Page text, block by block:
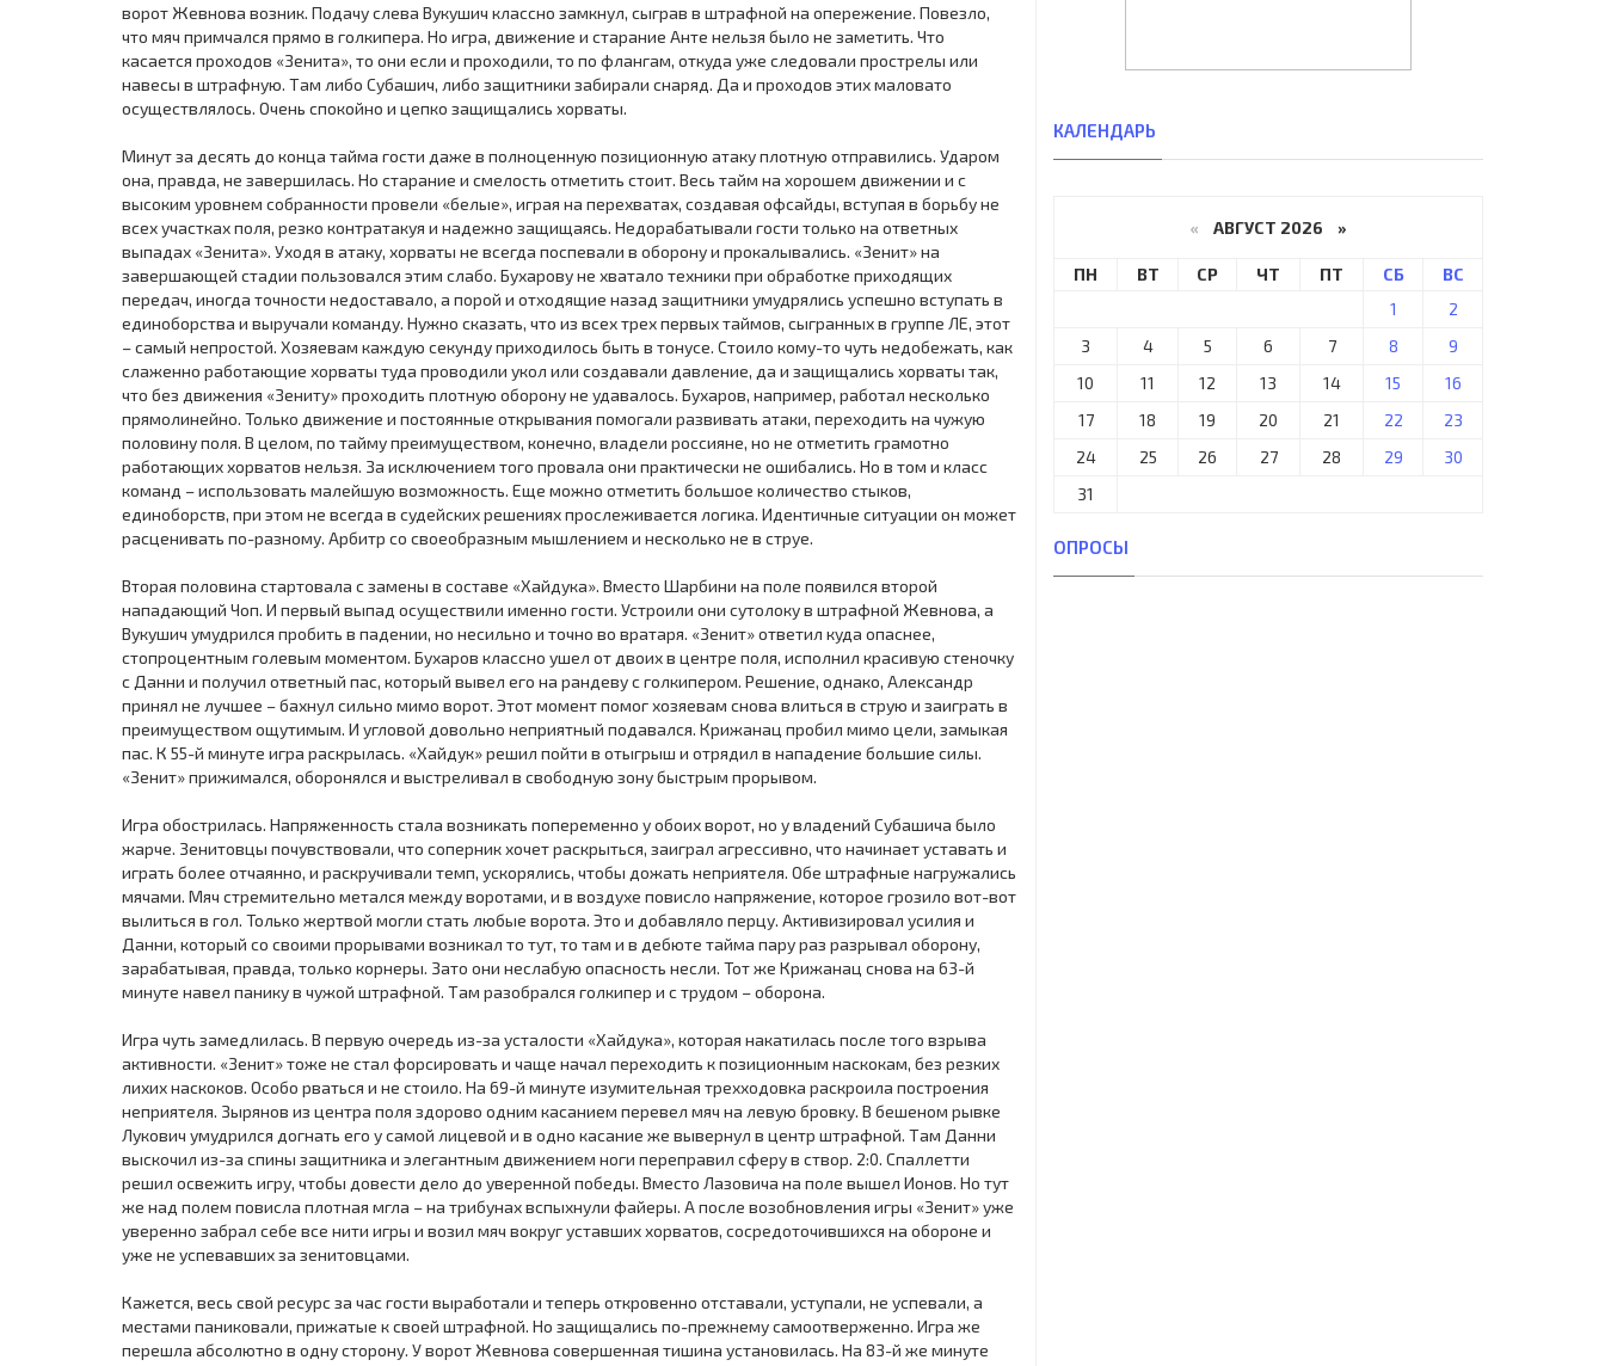
ворот Жевнова возник. Подачу слева Вукушич классно замкнул, сыграв в штрафной на опережение. Повезло,
что мяч примчался прямо в голкипера. Но игра, движение и старание Анте нельзя было не заметить. Что
касается проходов «Зенита», то они если и проходили, то по флангам, откуда уже следовали прострелы или
навесы в штрафную. Там либо Субашич, либо защитники забирали снаряд. Да и проходов этих маловато
осуществлялось. Очень спокойно и цепко защищались хорваты.
Минут за десять до конца тайма гости даже в полноценную позиционную атаку плотную отправились. Ударом
она, правда, не завершилась. Но старание и смелость отметить стоит. Весь тайм на хорошем движении и с
высоким уровнем собранности провели «белые», играя на перехватах, создавая офсайды, вступая в борьбу не
всех участках поля, резко контратакуя и надежно защищаясь. Недорабатывали гости только на ответных
выпадах «Зенита». Уходя в атаку, хорваты не всегда поспевали в оборону и прокалывались. «Зенит» на
завершающей стадии пользовался этим слабо. Бухарову не хватало техники при обработке приходящих
передач, иногда точности недоставало, а порой и отходящие назад защитники умудрялись успешно вступать в
единоборства и выручали команду. Нужно сказать, что из всех трех первых таймов, сыгранных в группе ЛЕ, этот
– самый непростой. Хозяевам каждую секунду приходилось быть в тонусе. Стоило кому-то чуть недобежать, как
слаженно работающие хорваты туда проводили укол или создавали давление, да и защищались хорваты так,
что без движения «Зениту» проходить плотную оборону не удавалось. Бухаров, например, работал несколько
прямолинейно. Только движение и постоянные открывания помогали развивать атаки, переходить на чужую
половину поля. В целом, по тайму преимуществом, конечно, владели россияне, но не отметить грамотно
работающих хорватов нельзя. За исключением того провала они практически не ошибались. Но в том и класс
команд – использовать малейшую возможность. Еще можно отметить большое количество стыков,
единоборств, при этом не всегда в судейских решениях прослеживается логика. Идентичные ситуации он может
расценивать по-разному. Арбитр со своеобразным мышлением и несколько не в струе.
Вторая половина стартовала с замены в составе «Хайдука». Вместо Шарбини на поле появился второй
нападающий Чоп. И первый выпад осуществили именно гости. Устроили они сутолоку в штрафной Жевнова, а
Вукушич умудрился пробить в падении, но несильно и точно во вратаря. «Зенит» ответил куда опаснее,
стопроцентным голевым моментом. Бухаров классно ушел от двоих в центре поля, исполнил красивую стеночку
с Данни и получил ответный пас, который вывел его на рандеву с голкипером. Решение, однако, Александр
принял не лучшее – бахнул сильно мимо ворот. Этот момент помог хозяевам снова влиться в струю и заиграть в
преимуществом ощутимым. И угловой довольно неприятный подавался. Крижанац пробил мимо цели, замыкая
пас. К 55-й минуте игра раскрылась. «Хайдук» решил пойти в отыгрыш и отрядил в нападение большие силы.
«Зенит» прижимался, оборонялся и выстреливал в свободную зону быстрым прорывом.
Игра обострилась. Напряженность стала возникать попеременно у обоих ворот, но у владений Субашича было
жарче. Зенитовцы почувствовали, что соперник хочет раскрыться, заиграл агрессивно, что начинает уставать и
играть более отчаянно, и раскручивали темп, ускорялись, чтобы дожать неприятеля. Обе штрафные нагружались
мячами. Мяч стремительно метался между воротами, и в воздухе повисло напряжение, которое грозило вот-вот
вылиться в гол. Только жертвой могли стать любые ворота. Это и добавляло перцу. Активизировал усилия и
Данни, который со своими прорывами возникал то тут, то там и в дебюте тайма пару раз разрывал оборону,
зарабатывая, правда, только корнеры. Зато они неслабую опасность несли. Тот же Крижанац снова на 63-й
минуте навел панику в чужой штрафной. Там разобрался голкипер и с трудом – оборона.
Игра чуть замедлилась. В первую очередь из-за усталости «Хайдука», которая накатилась после того взрыва
активности. «Зенит» тоже не стал форсировать и чаще начал переходить к позиционным наскокам, без резких
лихих наскоков. Особо рваться и не стоило. На 69-й минуте изумительная трехходовка раскроила построения
неприятеля. Зырянов из центра поля здорово одним касанием перевел мяч на левую бровку. В бешеном рывке
Лукович умудрился догнать его у самой лицевой и в одно касание же вывернул в центр штрафной. Там Данни
выскочил из-за спины защитника и элегантным движением ноги переправил сферу в створ. 2:0. Спаллетти
решил освежить игру, чтобы довести дело до уверенной победы. Вместо Лазовича на поле вышел Ионов. Но тут
же над полем повисла плотная мгла – на трибунах вспыхнули файеры. А после возобновления игры «Зенит» уже
уверенно забрал себе все нити игры и возил мяч вокруг уставших хорватов, сосредоточившихся на обороне и
уже не успевавших за зенитовцами.
Кажется, весь свой ресурс за час гости выработали и теперь откровенно отставали, уступали, не успевали, а
местами паниковали, прижатые к своей штрафной. Но защищались по-прежнему самоотверженно. Игра же
перешла абсолютно в одну сторону. У ворот Жевнова совершенная тишина установилась. На 83-й же минуте
КАЛЕНДАРЬ
« АВГУСТ 2026 »
ПН ВТ СР ЧТ ПТ СБ
ВС
1
2
3
4 5 6 7 8
9
10
11 12 13 14 15
16
17
18 19 20 21 22
23
24
25 26 27 28 29
30
31
ОПРОСЫ